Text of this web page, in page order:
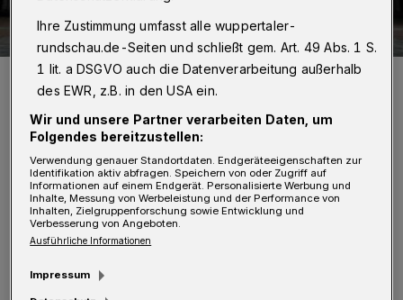
Das Wuppertaler Rathaus.
Foto: Dennis Polz
„Ohne Corona hätten wir den positiven Trend
eines ausgeglichenen Haushalts in 2020
Ihre Zustimmung umfasst alle wuppertaler-
rundschau.de-Seiten und schließt gem. Art. 49 Abs. 1 S.
1 lit. a DSGVO auch die Datenverarbeitung außerhalb
des EWR, z.B. in den USA ein.
Wir und unsere Partner verarbeiten Daten, um
Folgendes bereitzustellen:
Verwendung genauer Standortdaten. Endgeräteeigenschaften zur
Identifikation aktiv abfragen. Speichern von oder Zugriff auf
Informationen auf einem Endgerät. Personalisierte Werbung und
Inhalte, Messung von Werbeleistung und der Performance von
Inhalten, Zielgruppenforschung sowie Entwicklung und
Verbesserung von Angeboten.
Ausführliche Informationen
Impressum